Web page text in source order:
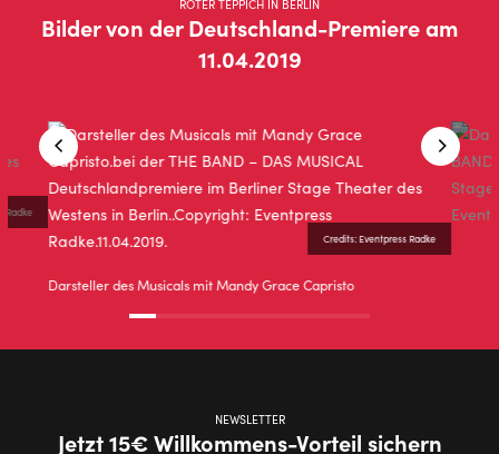
ROTER TEPPICH IN BERLIN
Bilder von der Deutschland-Premiere am
11.04.2019
Credits: Eventpress Radke
Darsteller des Musicals mit Mandy Grace Capristo
Radke
NEWSLETTER
Jetzt 15€ Willkommens-Vorteil sichern